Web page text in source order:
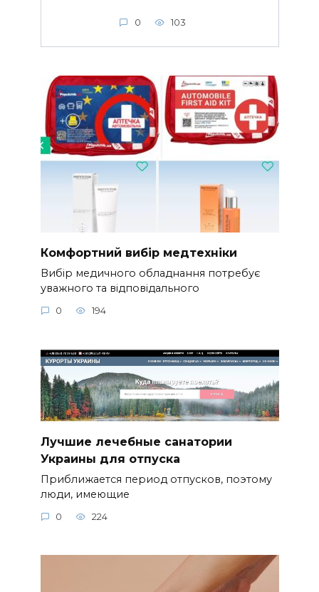
0 103
Комфортний вибір медтехніки
Вибір медичного обладнання потребує
уважного та відповідального
0 194
Лучшие лечебные санатории
Украины для отпуска
Приближается период отпусков, поэтому
люди, имеющие
0 224